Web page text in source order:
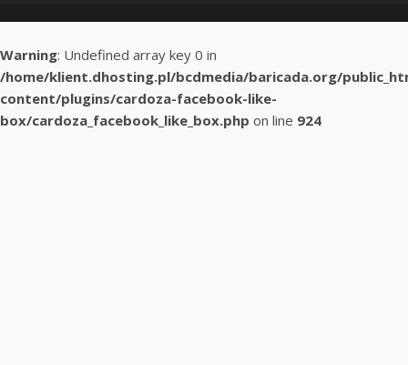
Warning: Undefined array key 0 in
/home/klient.dhosting.pl/bcdmedia/baricada.org/
content/plugins/cardoza-facebook-like-
box/cardoza_facebook_like_box.php on line 924